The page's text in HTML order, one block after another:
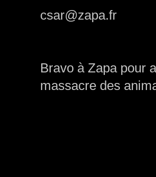
csar@zapa.fr
Bravo à Zapa pour
massacre des